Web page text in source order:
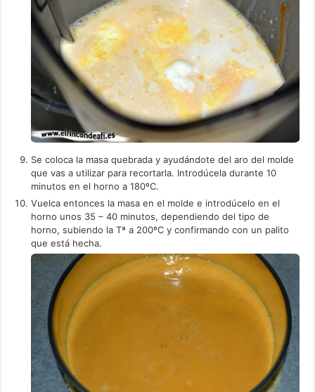
Se coloca la masa quebrada y ayudándote del aro del molde
que vas a utilizar para recortarla. Introdúcela durante 10
minutos en el horno a 180ºC.
Vuelca entonces la masa en el molde e introdúcelo en el
horno unos 35 – 40 minutos, dependiendo del tipo de
horno, subiendo la Tª a 200ºC y confirmando con un palito
que está hecha.